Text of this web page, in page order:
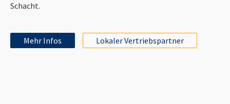
Schacht.
Mehr Infos Lokaler Vertriebspartner